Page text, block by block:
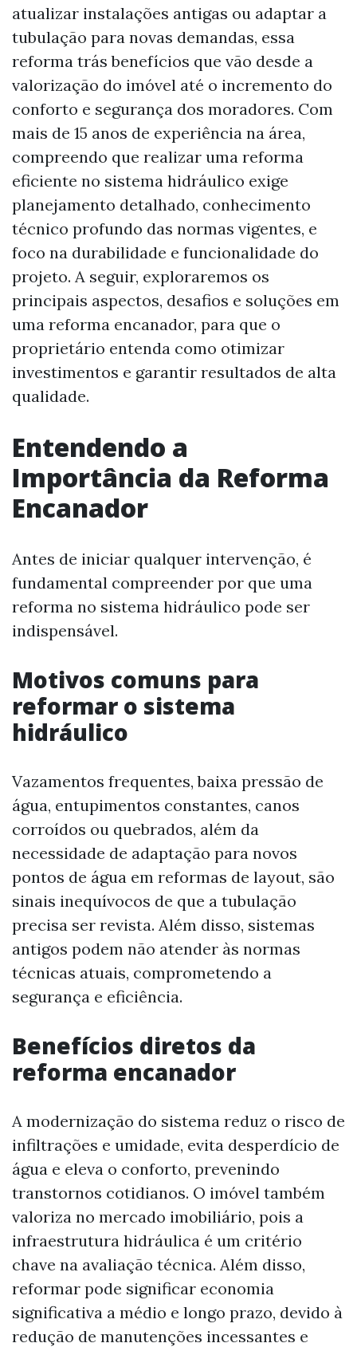
atualizar instalações antigas ou adaptar a
tubulação para novas demandas, essa
reforma trás benefícios que vão desde a
valorização do imóvel até o incremento do
conforto e segurança dos moradores. Com
mais de 15 anos de experiência na área,
compreendo que realizar uma reforma
eficiente no sistema hidráulico exige
planejamento detalhado, conhecimento
técnico profundo das normas vigentes, e
foco na durabilidade e funcionalidade do
projeto. A seguir, exploraremos os
principais aspectos, desafios e soluções em
uma reforma encanador, para que o
proprietário entenda como otimizar
investimentos e garantir resultados de alta
qualidade.
Entendendo a
Importância da Reforma
Encanador
Antes de iniciar qualquer intervenção, é
fundamental compreender por que uma
reforma no sistema hidráulico pode ser
indispensável.
Motivos comuns para
reformar o sistema
hidráulico
Vazamentos frequentes, baixa pressão de
água, entupimentos constantes, canos
corroídos ou quebrados, além da
necessidade de adaptação para novos
pontos de água em reformas de layout, são
sinais inequívocos de que a tubulação
precisa ser revista. Além disso, sistemas
antigos podem não atender às normas
técnicas atuais, comprometendo a
segurança e eficiência.
Benefícios diretos da
reforma encanador
A modernização do sistema reduz o risco de
infiltrações e umidade, evita desperdício de
água e eleva o conforto, prevenindo
transtornos cotidianos. O imóvel também
valoriza no mercado imobiliário, pois a
infraestrutura hidráulica é um critério
chave na avaliação técnica. Além disso,
reformar pode significar economia
significativa a médio e longo prazo, devido à
redução de manutenções incessantes e